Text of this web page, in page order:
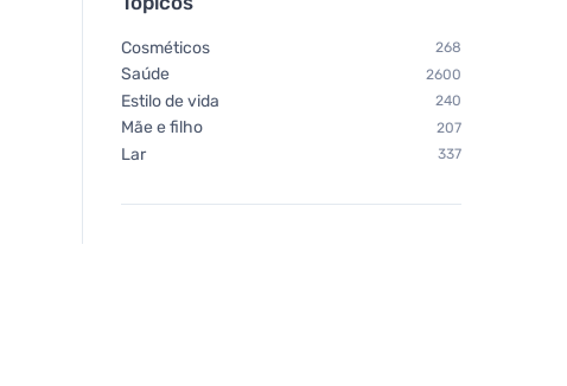
Cosméticos 268
Saúde 2600
Estilo de vida 240
Mãe e filho 207
Lar 337